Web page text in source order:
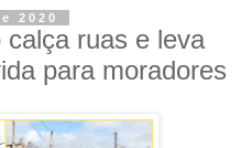
2020
ruas e leva
para moradores